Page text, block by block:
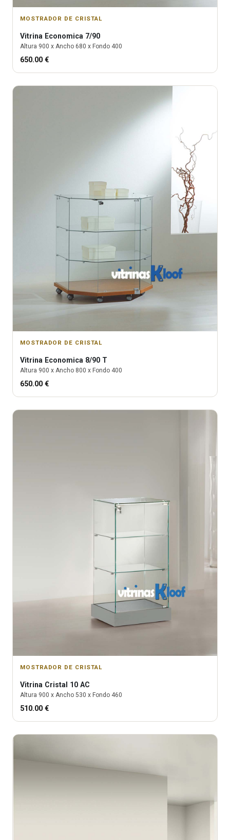
MOSTRADOR DE CRISTAL
Vitrina Economica 7/90
Altura 900 x Ancho 680 x Fondo 400
650.00 €
MOSTRADOR DE CRISTAL
Vitrina Economica 8/90 T
Altura 900 x Ancho 800 x Fondo 400
650.00 €
MOSTRADOR DE CRISTAL
Vitrina Cristal 10 AC
Altura 900 x Ancho 530 x Fondo 460
510.00 €